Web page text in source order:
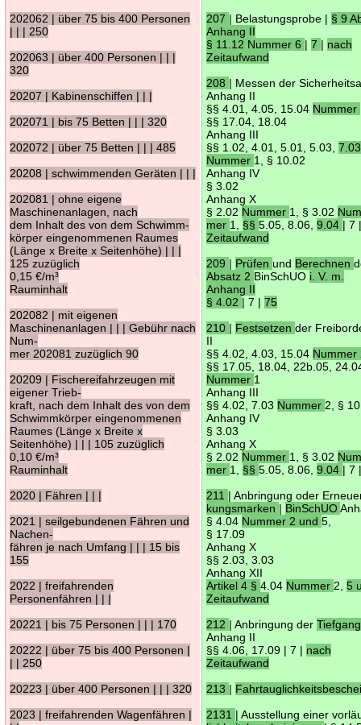
202062 | über 75 bis 400 Personen
| | | 250
202063 | über 400 Personen | | |
320
20207 | Kabinenschiffen | | |
202071 | bis 75 Betten | | | 320
202072 | über 75 Betten | | | 485
20208 | schwimmenden Geräten | | |
202081 | ohne eigene
Maschinenanlagen, nach
dem Inhalt des von dem Schwimm-
körper eingenommenen Raumes
(Länge x Breite x Seitenhöhe) | | |
125 zuzüglich
0,15 €/m³
Rauminhalt
202082 | mit eigenen
Maschinenanlagen | | | Gebühr nach
Num-
mer 202081 zuzüglich 90
20209 | Fischereifahrzeugen mit
eigener Trieb-
kraft, nach dem Inhalt des von dem
Schwimmkörper eingenommenen
Raumes (Länge x Breite x
Seitenhöhe) | | | 105 zuzüglich
0,10 €/m³
Rauminhalt
2020 | Fähren | | |
2021 | seilgebundenen Fähren und
Nachen-
fähren je nach Umfang | | | 15 bis
155
2022 | freifahrenden
Personenfähren | | |
20221 | bis 75 Personen | | | 170
20222 | über 75 bis 400 Personen |
| | 250
20223 | über 400 Personen | | | 320
2023 | freifahrenden Wagenfähren |
207 | Belastungsprobe | § 9
Anhang II
§ 11.12 Nummer 6 |7 | nach
Zeitaufwand
208 | Messen der
Anhang II
§§ 4.01, 4.05, 15.04 Nummer
§§ 17.04, 18.04
Anhang III
§§ 1.02, 4.01, 5.01, 5.03,7.03
Nummer 1, § 10.02
Anhang IV
§ 3.02
Anhang X
§ 2.02 Nummer 1, § 3.02
mer 1, §§5.05, 8.06,9.04 | 7
Zeitaufwand
209 | Prüfenund Berechnen
Absatz 2 BinSchUO i. V. m.
Anhang II
§ 4.02 | 7 |75
210 | Festsetzender
II
§§ 4.02, 4.03, 15.04 Nummer
§§ 17.05, 18.04, 22b.05,
Nummer 1
Anhang III
§§ 4.02, 7.03 Nummer 2, §
Anhang IV
§ 3.03
Anhang X
§ 2.02 Nummer 1, § 3.02
mer 1, §§5.05, 8.06,9.04 | 7
211 | Anbringung oder
kungsmarken | BinSchUO
§ 4.04 Nummer 2 und5,
§ 17.09
Anhang X
§§ 2.03, 3.03
Anhang XII
Artikel 4 §4.04 Nummer 2,5
Zeitaufwand
212 | Anbringung der
Anhang II
§§ 4.06, 17.09 | 7 | nach
Zeitaufwand
213 |
2131 | Ausstellung einer